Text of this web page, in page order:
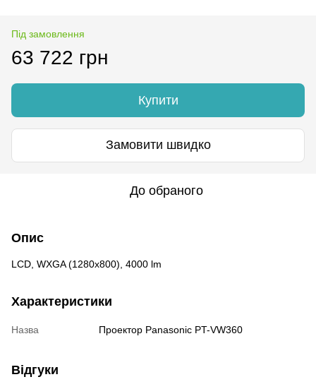
Під замовлення
63 722 грн
Купити
Замовити швидко
До обраного
Опис
LCD, WXGA (1280x800), 4000 lm
Характеристики
Назва Проектор Panasonic PT-VW360
Відгуки